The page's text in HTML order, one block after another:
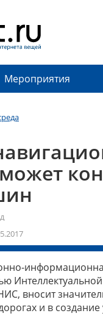
Мероприятия
вносит
и в